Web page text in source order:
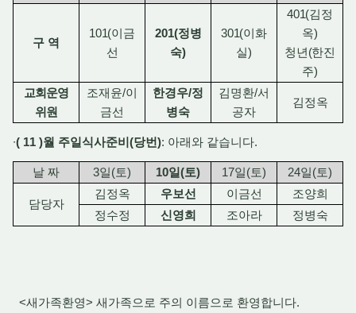
구 역
101(이금
선
201(정병
숙)
301(이화
실)
401(김정
옥)
청년(한진
주)
교회운영
위원
조재윤/이
금선
한경우/정
병숙
김명환/서
공자
김정옥
∙( 11 )월 주일식사준비(당번): 아래와 같습니다.
날 짜 3일(토) 10일(토) 17일(토) 24일(토)
담당자
김정옥 우보선 이금선
조양희
정수정
신영희 조아라 정병숙
<새가족환영> 새가족으로 주의 이름으로 환영합니다.